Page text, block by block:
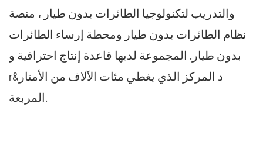
والتدريب لتكنولوجيا الطائرات بدون طيار ، منصة
نظام الطائرات بدون طيار ومحطة إرساء الطائرات
بدون طيار. المجموعة لديها قاعدة إنتاج احترافية و
r&د المركز الذي يغطي مئات الآلاف من الأمتار
المربعة.